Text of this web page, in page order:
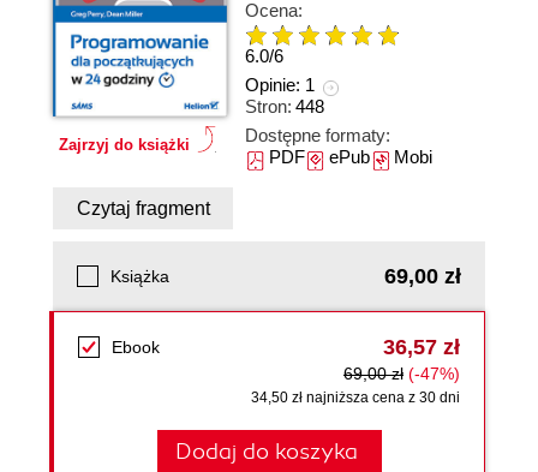
Zajrzyj do książki
Ocena:
6.0/6
Opinie: 1
Stron: 448
Dostępne formaty:
PDFePubMobi
Czytaj fragment
Książka 69,00 zł
Ebook 36,57 zł
69,00 zł (-47%)
34,50 zł najniższa cena z 30 dni
Dodaj do koszyka